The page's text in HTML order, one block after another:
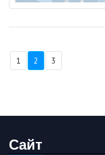
1 2 3
Сайт